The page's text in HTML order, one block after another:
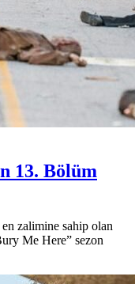
13. Bölüm
zalimine sahip olan
Me Here” sezon